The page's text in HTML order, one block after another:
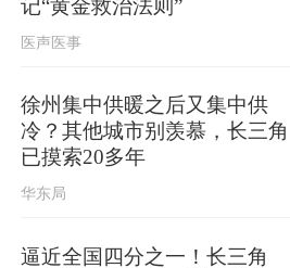
记“黄金救治法则”
医声医事
徐州集中供暖之后又集中供
冷？其他城市别羡慕，长三角
已摸索20多年
华东局
逼近全国四分之一！长三角